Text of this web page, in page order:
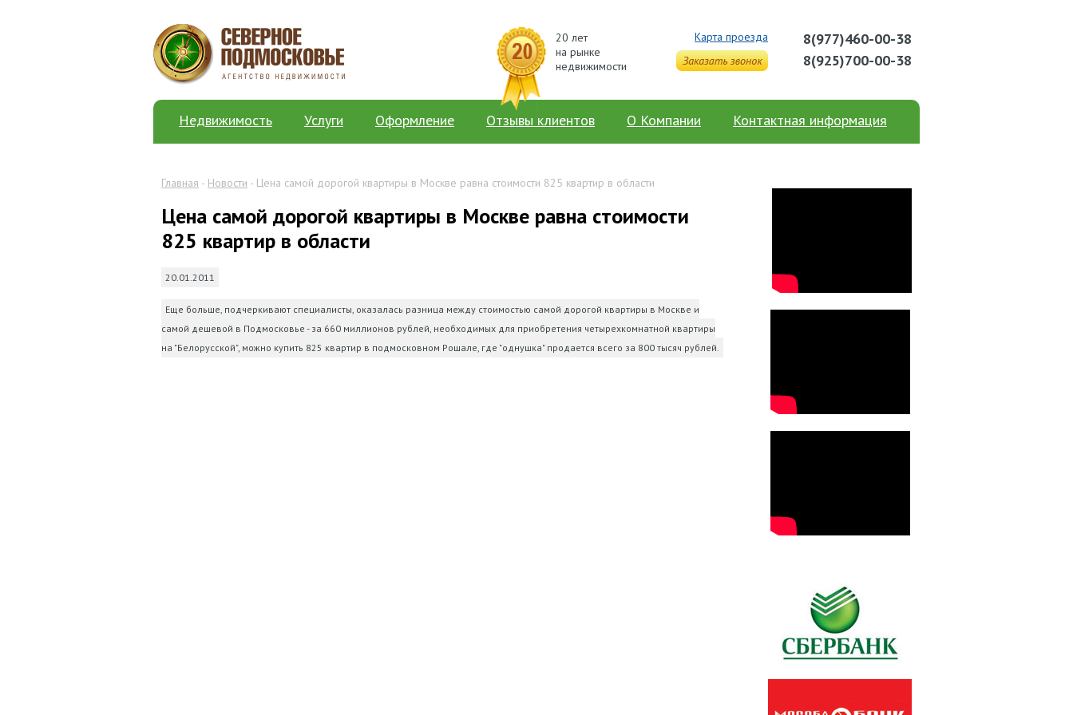
20 лет
на рынке
недвижимости
Карта проезда
8(977)460-00-38
8(925)700-00-38
Недвижимость Услуги Оформление Отзывы клиентов О Компании Контактная информация
Главная - Новости - Цена самой дорогой квартиры в Москве равна стоимости 825 квартир в области
Цена самой дорогой квартиры в Москве равна стоимости
825 квартир в области
20.01.2011
Еще больше, подчеркивают специалисты, оказалась разница между стоимостью самой дорогой квартиры в Москве и
самой дешевой в Подмосковье - за 660 миллионов рублей, необходимых для приобретения четырехкомнатной квартиры
на "Белорусской", можно купить 825 квартир в подмосковном Рошале, где "однушка" продается всего за 800 тысяч рублей.